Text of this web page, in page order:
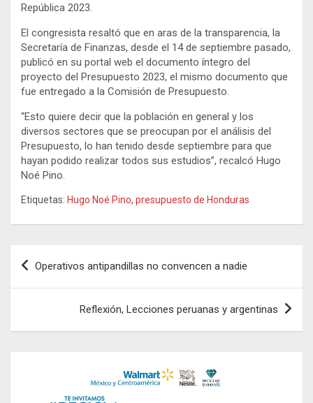
República 2023.
El congresista resaltó que en aras de la transparencia, la
Secretaría de Finanzas, desde el 14 de septiembre pasado,
publicó en su portal web el documento íntegro del
proyecto del Presupuesto 2023, el mismo documento que
fue entregado a la Comisión de Presupuesto.
“Esto quiere decir que la población en general y los
diversos sectores que se preocupan por el análisis del
Presupuesto, lo han tenido desde septiembre para que
hayan podido realizar todos sus estudios”, recalcó Hugo
Noé Pino.
Etiquetas: Hugo Noé Pino, presupuesto de Honduras
Navegación
entradas
Operativos antipandillas no convencen a nadie
Reflexión, Lecciones peruanas y argentinas